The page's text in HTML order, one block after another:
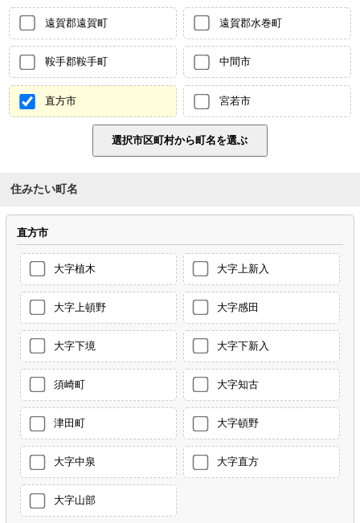
遠賀郡遠賀町 遠賀郡水巻町
鞍手郡鞍手町 中間市
直方市 宮若市
住みたい町名
直方市
大字植木 大字上新入
大字上頓野 大字感田
大字下境 大字下新入
須崎町 大字知古
津田町 大字頓野
大字中泉 大字直方
大字山部